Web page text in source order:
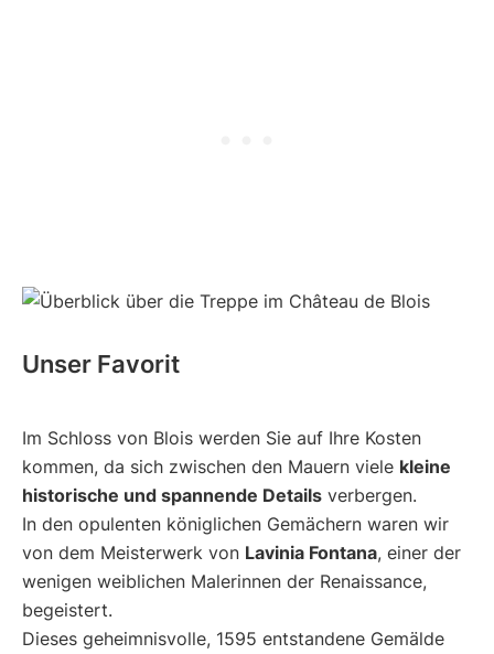
Unser Favorit
Im Schloss von Blois werden Sie auf Ihre Kosten
kommen, da sich zwischen den Mauern viele kleine
historische und spannende Details verbergen.
In den opulenten königlichen Gemächern waren wir
von dem Meisterwerk von Lavinia Fontana, einer der
wenigen weiblichen Malerinnen der Renaissance,
begeistert.
Dieses geheimnisvolle, 1595 entstandene Gemälde